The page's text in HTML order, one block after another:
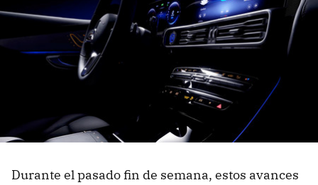
Durante el pasado fin de semana, estos avances